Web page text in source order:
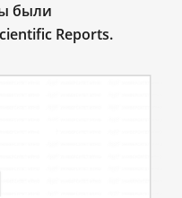
были
Reports.